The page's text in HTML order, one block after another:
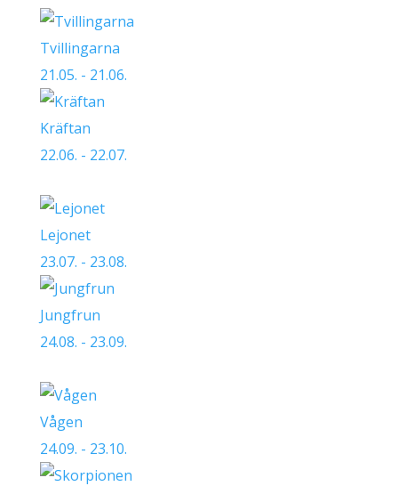
Tvillingarna
21.05. - 21.06.
Kräftan
22.06. - 22.07.
Lejonet
23.07. - 23.08.
Jungfrun
24.08. - 23.09.
Vågen
24.09. - 23.10.